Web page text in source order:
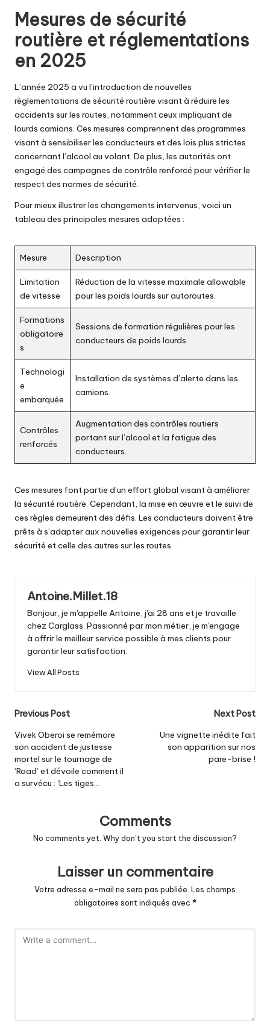
Mesures de sécurité
routière et réglementations
en 2025
L’année 2025 a vu l’introduction de nouvelles
règlementations de sécurité routière visant à réduire les
accidents sur les routes, notamment ceux impliquant de
lourds camions. Ces mesures comprennent des programmes
visant à sensibiliser les conducteurs et des lois plus strictes
concernant l’alcool au volant. De plus, les autorités ont
engagé des campagnes de contrôle renforcé pour vérifier le
respect des normes de sécurité.
Pour mieux illustrer les changements intervenus, voici un
tableau des principales mesures adoptées :
Mesure Description
Limitation
de vitesse
Réduction de la vitesse maximale allowable
pour les poids lourds sur autoroutes.
Formations
obligatoire
s
Sessions de formation régulières pour les
conducteurs de poids lourds.
Technologi
e
embarquée
Installation de systèmes d’alerte dans les
camions.
Contrôles
renforcés
Augmentation des contrôles routiers
portant sur l’alcool et la fatigue des
conducteurs.
Ces mesures font partie d’un effort global visant à améliorer
la sécurité routière. Cependant, la mise en œuvre et le suivi de
ces règles demeurent des défis. Les conducteurs doivent être
prêts à s’adapter aux nouvelles exigences pour garantir leur
sécurité et celle des autres sur les routes.
Antoine.Millet.18
Bonjour, je m'appelle Antoine, j'ai 28 ans et je travaille
chez Carglass. Passionné par mon métier, je m'engage
à offrir le meilleur service possible à mes clients pour
garantir leur satisfaction.
View All Posts
Post
navigation
Previous Post
Vivek Oberoi se remémore
son accident de justesse
mortel sur le tournage de
‘Road’ et dévoile comment il
a survécu : ‘Les tiges…
Next Post
Une vignette inédite fait
son apparition sur nos
pare-brise !
Comments
No comments yet. Why don’t you start the discussion?
Laisser un commentaire
Votre adresse e-mail ne sera pas publiée. Les champs
obligatoires sont indiqués avec *